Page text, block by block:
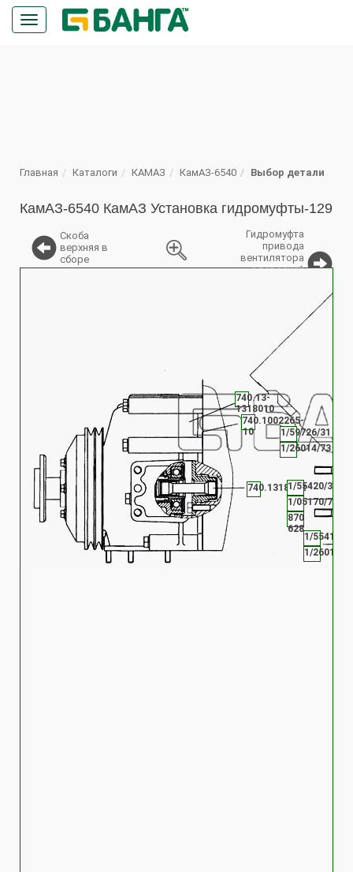
Кнопка
меню
Главная Каталоги КАМАЗ КамАЗ-6540 Выбор детали
КамАЗ-6540 КамАЗ Установка гидромуфты-129
Скоба
верхняя в
сборе
Гидромуфта
привода
вентилятора
с передней
740.13-
1318010
740.1002265-
10
740.1318082
1/59726/31
1/55418/
1/55420/31
1/05170/73
1/26014/73
1/26015/
870
628